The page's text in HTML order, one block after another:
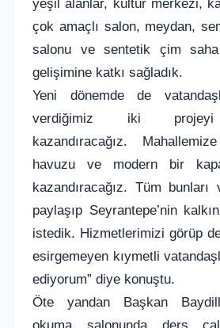
çok amaçlı salon, meydan,
salonu ve sentetik çim
gelişimine katkı sağladık.
Yeni dönemde de
verdiğimiz iki projeyi
kazandıracağız.
havuzu ve modern bir
kazandıracağız. Tüm bunları
paylaşıp Seyrantepe’nin
istedik. Hizmetlerimizi görüp
esirgemeyen kıymetli
ediyorum” diye konuştu.
Öte yandan Başkan
okuma salonunda ders